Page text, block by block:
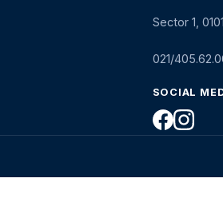
Sector 1,
021/
SOCIAL